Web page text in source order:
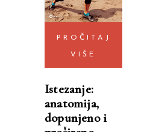
PROČITAJ
VIŠE
Istezanje:
anatomija,
dopunjeno i